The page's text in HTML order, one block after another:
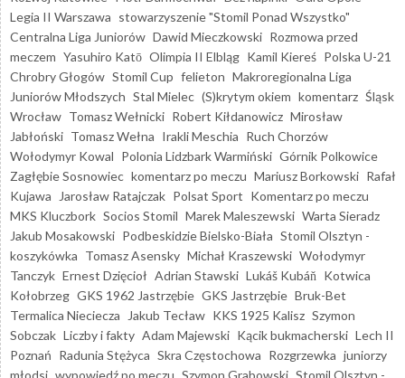
Legia II Warszawa stowarzyszenie "Stomil Ponad Wszystko"
Centralna Liga Juniorów Dawid Mieczkowski Rozmowa przed
meczem Yasuhiro Katō Olimpia II Elbląg Kamil Kiereś Polska U-21
Chrobry Głogów Stomil Cup felieton Makroregionalna Liga
Juniorów Młodszych Stal Mielec (S)krytym okiem komentarz Śląsk
Wrocław Tomasz Wełnicki Robert Kiłdanowicz Mirosław
Jabłoński Tomasz Wełna Irakli Meschia Ruch Chorzów
Wołodymyr Kowal Polonia Lidzbark Warmiński Górnik Polkowice
Zagłębie Sosnowiec komentarz po meczu Mariusz Borkowski Rafał
Kujawa
Jarosław Ratajczak Polsat Sport Komentarz po meczu
MKS Kluczbork Socios Stomil Marek Maleszewski Warta Sieradz
Jakub Mosakowski Podbeskidzie Bielsko-Biała Stomil Olsztyn -
koszykówka Tomasz Asensky Michał Kraszewski Wołodymyr
Tanczyk Ernest Dzięcioł Adrian Stawski Lukáš Kubáň Kotwica
Kołobrzeg GKS 1962 Jastrzębie GKS Jastrzębie Bruk-Bet
Termalica Nieciecza
Jakub Tecław KKS 1925 Kalisz Szymon
Sobczak Liczby i fakty Adam Majewski Kącik bukmacherski Lech II
Poznań Radunia Stężyca Skra Częstochowa Rozgrzewka juniorzy
młodsi wypowiedź po meczu Szymon Grabowski Stomil Olsztyn -